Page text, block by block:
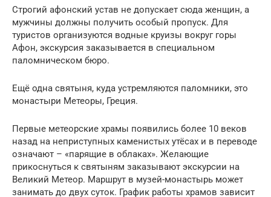
Строгий афонский устав не допускает сюда женщин, а
мужчины должны получить особый пропуск. Для
туристов организуются водные круизы вокруг горы
Афон, экскурсия заказывается в специальном
паломническом бюро.
Ещё одна святыня, куда устремляются паломники, это
монастыри Метеоры, Греция.
Первые метеорские храмы появились более 10 веков
назад на неприступных каменистых утёсах и в переводе
означают – «парящие в облаках». Желающие
прикоснуться к святыням заказывают экскурсии на
Великий Метеор. Маршрут в музей-монастырь может
занимать до двух суток. График работы храмов зависит